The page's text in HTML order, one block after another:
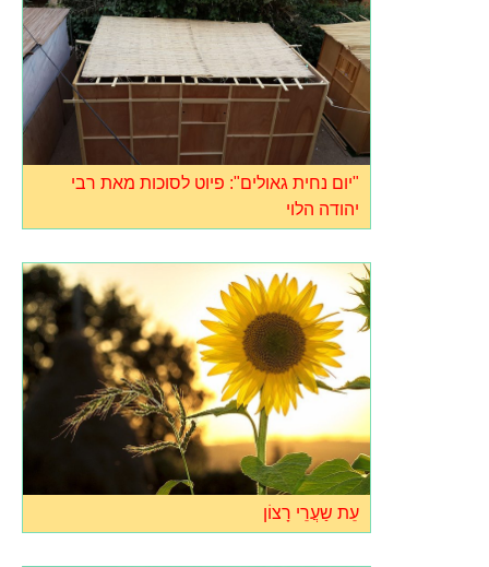
"יום נחית גאולים": פיוט לסוכות מאת רבי
יהודה הלוי
עֵת ש‏ַעֲרֵי רָצוֹן